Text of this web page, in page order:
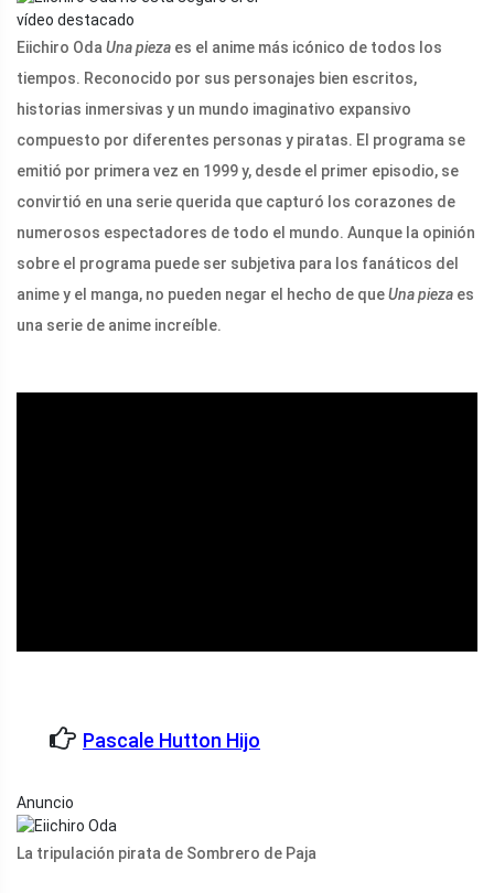
vídeo destacado
Eiichiro Oda Una pieza es el anime más icónico de todos los
tiempos. Reconocido por sus personajes bien escritos,
historias inmersivas y un mundo imaginativo expansivo
compuesto por diferentes personas y piratas. El programa se
emitió por primera vez en 1999 y, desde el primer episodio, se
convirtió en una serie querida que capturó los corazones de
numerosos espectadores de todo el mundo. Aunque la opinión
sobre el programa puede ser subjetiva para los fanáticos del
anime y el manga, no pueden negar el hecho de queUna pieza es
una serie de anime increíble.
Pascale Hutton Hijo
Anuncio
La tripulación pirata de Sombrero de Paja